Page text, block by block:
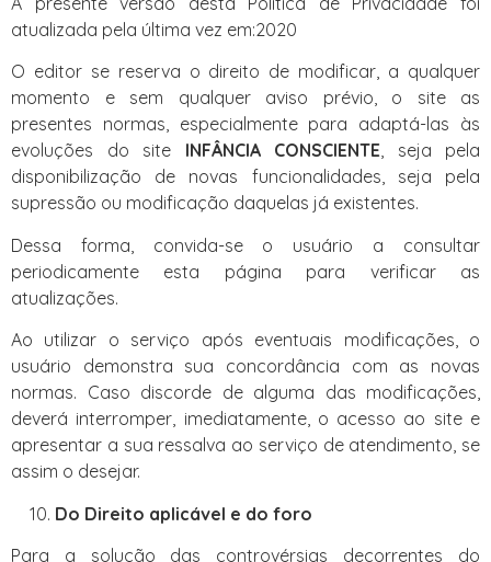
atualizada pela última vez em:2020
O editor se reserva o direito de modificar, a qualquer
momento e sem qualquer aviso prévio, o site as
presentes normas, especialmente para adaptá-las às
evoluções do site INFÂNCIA CONSCIENTE, seja pela
disponibilização de novas funcionalidades, seja pela
supressão ou modificação daquelas já existentes.
Dessa forma, convida-se o usuário a consultar
periodicamente esta página para verificar as
atualizações.
Ao utilizar o serviço após eventuais modificações, o
usuário demonstra sua concordância com as novas
normas. Caso discorde de alguma das modificações,
deverá interromper, imediatamente, o acesso ao site e
apresentar a sua ressalva ao serviço de atendimento, se
assim o desejar.
Do Direito aplicável e do foro
Para a solução das controvérsias decorrentes do